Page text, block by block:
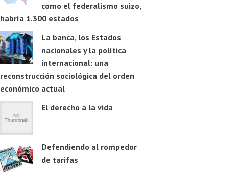
como el federalismo suizo,
habría 1.300 estados
La banca, los Estados
nacionales y la política
internacional: una
reconstrucción sociológica del orden
económico actual
El derecho a la vida
Defendiendo al rompedor
de tarifas